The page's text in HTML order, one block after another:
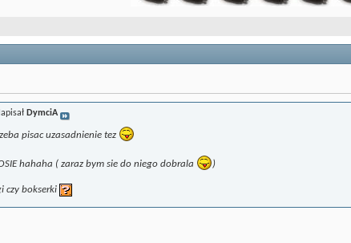
DymciA
pisac uzasadnienie tez
hahaha ( zaraz bym sie do niego dobrala )
czy bokserki